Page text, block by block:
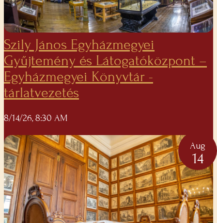
Szily János Egyházmegyei
Gyűjtemény és Látogatóközpont –
Egyházmegyei Könyvtár -
tárlatvezetés
8/14/26, 8:30 AM
Aug
14